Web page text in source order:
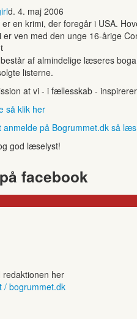
d. 4. maj 2006
er en krimi, der foregår i USA.
er ven med den unge 16-årige
af almindelige læseres
listerne.
at vi - i fællesskab -
så klik her
anmelde på Bogrummet.dk så
god læselyst!
facebook
redaktionen her
/ bogrummet.dk